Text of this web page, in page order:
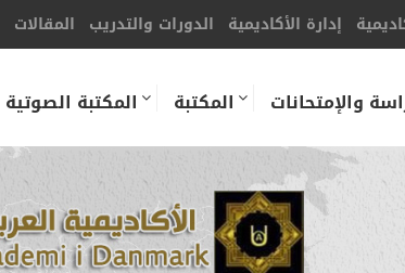
إدارة الأكاديمية الدورات والتدريب المقالات
والإمتحانات المكتبة المكتبة الصوتية